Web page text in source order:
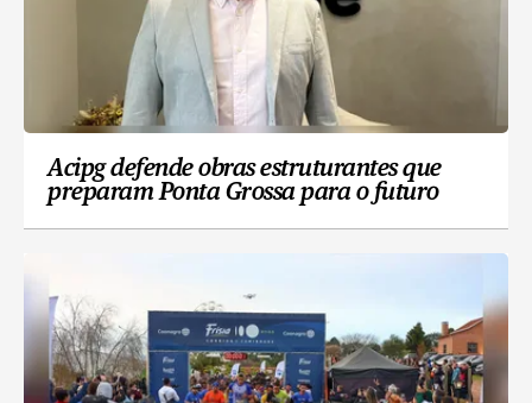
Acipg defende obras estruturantes que
preparam Ponta Grossa para o futuro